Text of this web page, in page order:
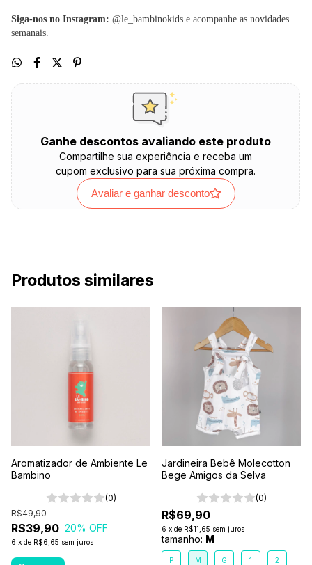
Siga-nos no Instagram: @le_bambinokids e acompanhe as novidades
semanais.
Ganhe descontos avaliando este produto
Compartilhe sua experiência e receba um
cupom exclusivo para sua próxima compra.
Avaliar e ganhar desconto
Produtos similares
Aromatizador de Ambiente Le
Bambino
(0)
R$39,90
R$49,90
20% OFF
6 x de R$6,65 sem juros
Jardineira Bebê Molecotton
Bege Amigos da Selva
(0)
R$69,90
6 x de R$11,65 sem juros
tamanho: M
P M G 1 2